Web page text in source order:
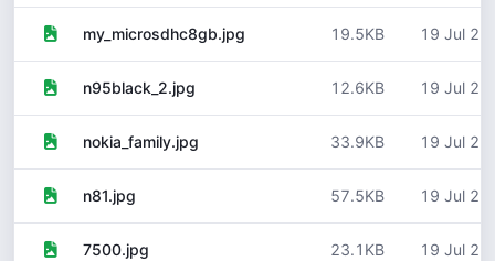
my_microsdhc8gb.jpg 19.5KB 19 Jul
n95black_2.jpg 12.6KB 19 Jul
nokia_family.jpg 33.9KB 19 Jul
n81.jpg 57.5KB 19 Jul
7500.jpg 23.1KB 19 Jul